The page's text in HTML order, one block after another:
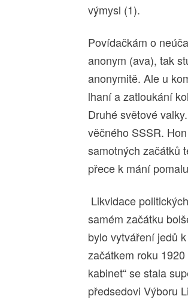
výmysl (1).
Povídačkám o
anonym (ava), tak
anonymitě. Ale u
lhaní a zatloukání
Druhé světové
věčného SSSR.
samotných začátků
přece k mání
Likvidace
samém začátku
bylo vytváření jedů
začátkem roku
kabinet“ se stala
předsedovi Výboru